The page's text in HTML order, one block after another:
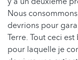
Nous
devrions pour
Terre. Tout ceci
pour laquelle je